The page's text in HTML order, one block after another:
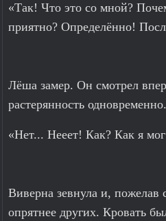
«Так! Что это со мной?
приятно? Определённо!
Лёша замер. Он смотрел
растерянность
«Нет... Нееет! Как? Как я
Виверна зевнула и, пожелав
опрятнее других. Кровать